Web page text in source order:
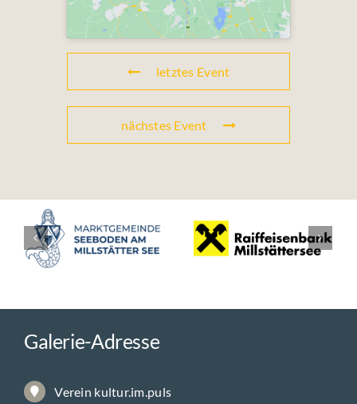
letztes Event
nächstes Event
Galerie-Adresse
Verein kultur.im.puls